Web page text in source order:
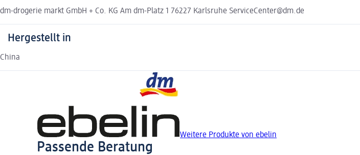
dm-drogerie markt GmbH + Co. KG Am dm-Platz 1 76227 Karlsruhe ServiceCenter@dm.de
Hergestellt in
China
Weitere Produkte von ebelin
Passende Beratung